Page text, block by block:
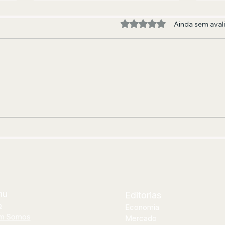
Soares para abrir segunda
Avaliado com 0 de 5
Ainda sem